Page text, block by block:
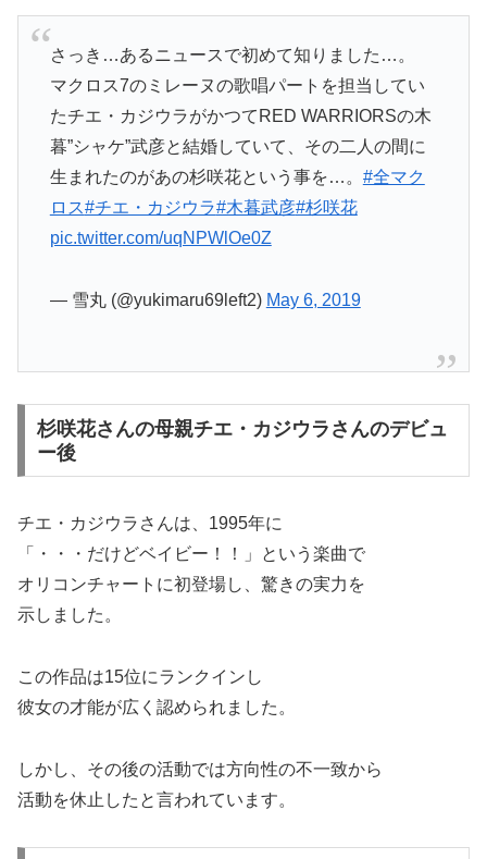
さっき…あるニュースで初めて知りました…。
マクロス7のミレーヌの歌唱パートを担当してい
たチエ・カジウラがかつてRED WARRIORSの木
暮”シャケ”武彦と結婚していて、その二人の間に
生まれたのがあの杉咲花という事を…。 #全マク
ロス#チエ・カジウラ#木暮武彦#杉咲花
pic.twitter.com/uqNPWlOe0Z
— 雪丸 (@yukimaru69left2) May 6, 2019
杉咲花さんの母親チエ・カジウラさんのデビュ
ー後
チエ・カジウラさんは、1995年に
「・・・だけどベイビー！！」という楽曲で
オリコンチャートに初登場し、驚きの実力を
示しました。
この作品は15位にランクインし
彼女の才能が広く認められました。
しかし、その後の活動では方向性の不一致から
活動を休止したと言われています。